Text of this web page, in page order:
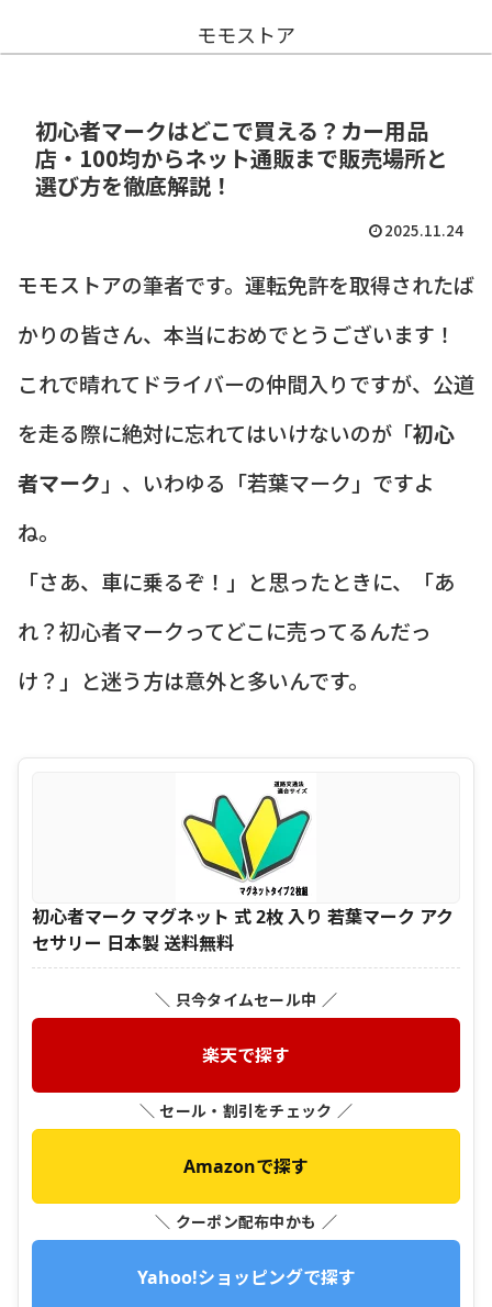
モモストア
初心者マークはどこで買える？カー用品
店・100均からネット通販まで販売場所と
選び方を徹底解説！
2025.11.24
モモストアの筆者です。運転免許を取得されたば
かりの皆さん、本当におめでとうございます！
これで晴れてドライバーの仲間入りですが、公道
を走る際に絶対に忘れてはいけないのが「初心
者マーク 」、いわゆる「若葉マーク」ですよ
ね。
「さあ、車に乗るぞ！」と思ったときに、「あ
れ？初心者マークってどこに売ってるんだっ
け？」と迷う方は意外と多いんです。
初心者マーク マグネット 式 2枚 入り 若葉マーク アク
セサリー 日本製 送料無料
＼ 只今タイムセール中 ／
楽天で探す
＼ セール・割引をチェック ／
Amazonで探す
＼ クーポン配布中かも ／
Yahoo!ショッピングで探す